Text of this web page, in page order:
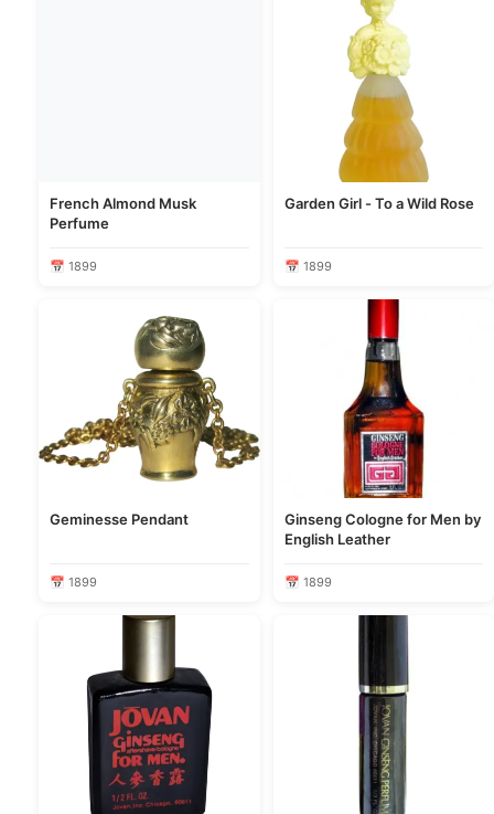
French Almond Musk
Perfume
📅 1899
Garden Girl - To a Wild Rose
📅 1899
Geminesse Pendant
📅 1899
Ginseng Cologne for Men by
English Leather
📅 1899